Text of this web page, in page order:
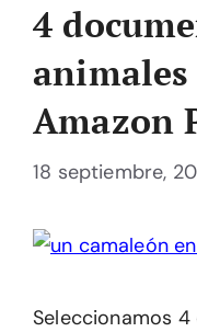
4
Amazon
18 septiembre,
Seleccionamos